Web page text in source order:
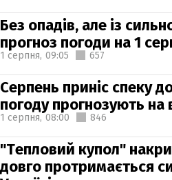
Без опадів, але із
прогноз погоди на 1
1 серпня, 09:05 657
Серпень приніс спеку
погоду прогнозують на
1 серпня, 08:00 846
"Тепловий купол"
довго протримається